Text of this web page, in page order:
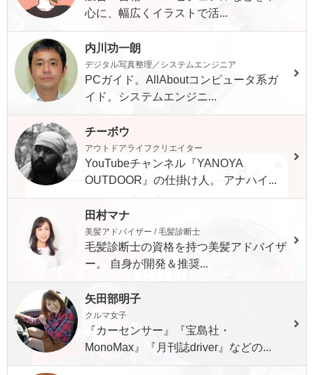
心に、幅広くイラストで活...
内川功一朗
デジタル写真整理／システムエンジニア
PCガイド。AllAboutコンピュータ系ガ
イド。システムエンジニ...
チーボウ
アウトドアライフクリエイター
YouTubeチャンネル『YANOYA
OUTDOOR』の仕掛け人。 アナハイ...
田村マナ
美髪アドバイザー / 毛髪診断士
毛髪診断士の資格を持つ美髪アドバイザ
ー。 自身が開発＆推奨...
矢田部明子
クルマ女子
『カーセンサー』『宝島社・
MonoMax』『月刊誌driver』などの...